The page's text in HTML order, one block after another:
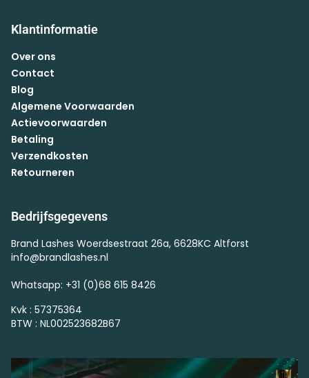
Klantinformatie
Over ons
Contact
Blog
Algemene Voorwaarden
Actievoorwaarden
Betaling
Verzendkosten
Retourneren
Bedrijfsgegevens
Brand Lashes Woerdsestraat 26a, 6628KC Altforst
info@brandlashes.nl
Whatsapp: +31 (0)68 615 8426
Kvk : 57375364
BTW : NL002523682B67